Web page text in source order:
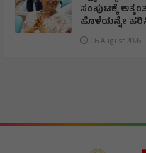
ಸಂಪುಟಕ್ಕೆ
ಹೊಳೆಯನ್ನೇ
06 August 2026